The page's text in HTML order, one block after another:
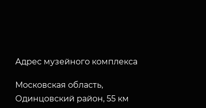
Адрес музейного комплекса
Московская область,
Одинцовский район, 55 км